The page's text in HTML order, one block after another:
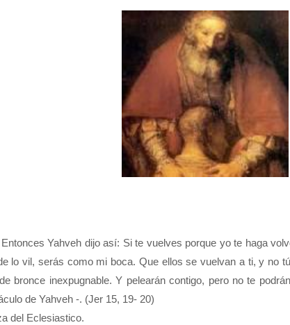
Yahveh dijo así: Si te vuelves porque yo te haga
lo vil, serás como mi boca. Que ellos se vuelvan a ti, y no
bronce inexpugnable. Y pelearán contigo, pero no te
de Yahveh -. (Jer 15, 19- 20)
del Eclesiastico.